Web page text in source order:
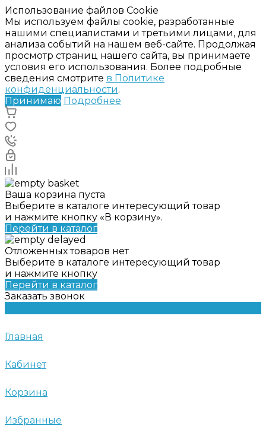
Использование файлов Cookie
Мы используем файлы cookie, разработанные
нашими специалистами и третьими лицами, для
анализа событий на нашем веб-сайте. Продолжая
просмотр страниц нашего сайта, вы принимаете
условия его использования. Более подробные
сведения смотрите в Политике
конфиденциальности.
Принимаю Подробнее
Ваша корзина пуста
Выберите в каталоге интересующий товар
и нажмите кнопку «В корзину».
Перейти в каталог
Отложенных товаров нет
Выберите в каталоге интересующий товар
и нажмите кнопку
Перейти в каталог
Заказать звонок
Главная
Кабинет
Корзина
Избранные